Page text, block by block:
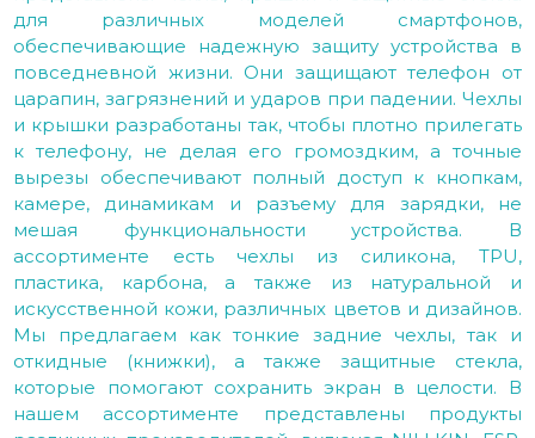
для различных моделей смартфонов,
обеспечивающие надежную защиту устройства в
повседневной жизни. Они защищают телефон от
царапин, загрязнений и ударов при падении. Чехлы
и крышки разработаны так, чтобы плотно прилегать
к телефону, не делая его громоздким, а точные
вырезы обеспечивают полный доступ к кнопкам,
камере, динамикам и разъему для зарядки, не
мешая функциональности устройства. В
ассортименте есть чехлы из силикона, TPU,
пластика, карбона, а также из натуральной и
искусственной кожи, различных цветов и дизайнов.
Мы предлагаем как тонкие задние чехлы, так и
откидные (книжки), а также защитные стекла,
которые помогают сохранить экран в целости. В
нашем ассортименте представлены продукты